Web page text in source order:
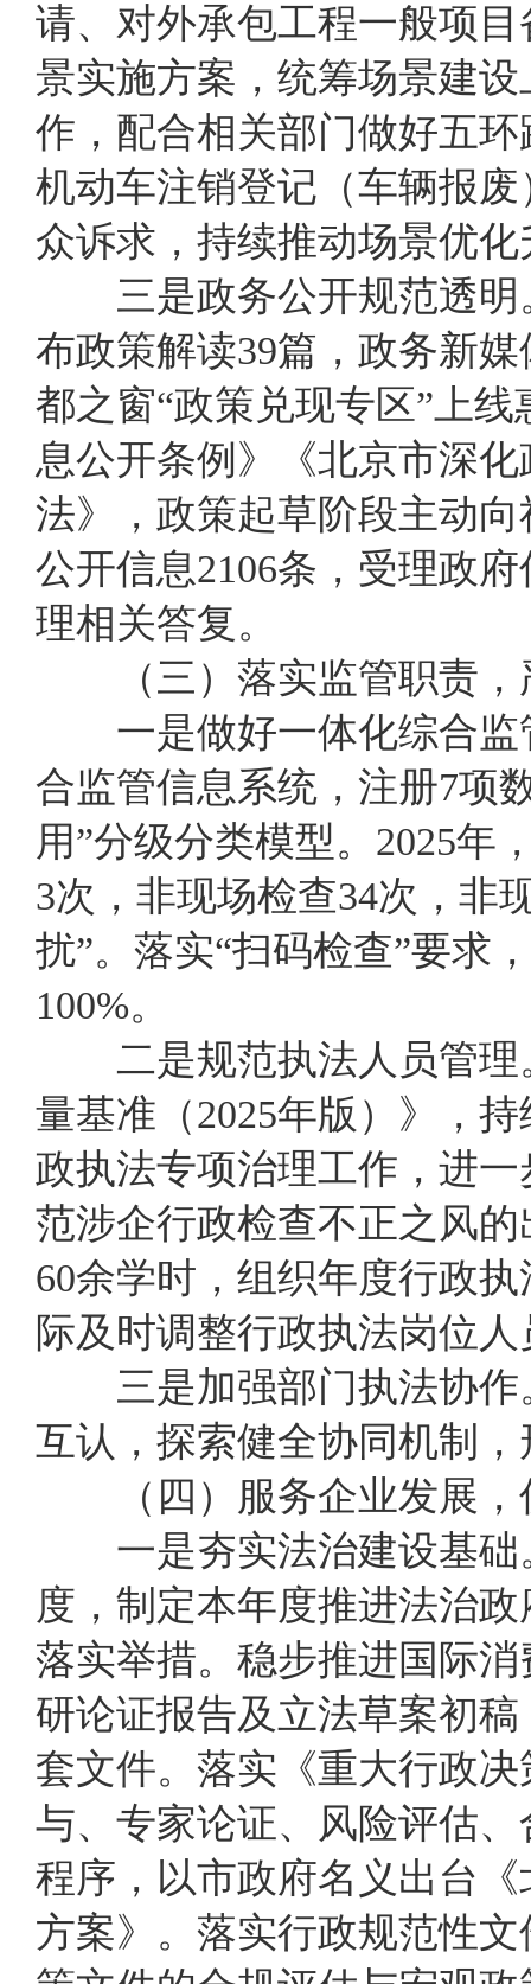
请、对外承包工程一般项
景实施方案，统筹场景建
作，配合相关部门做好五
机动车注销登记（车辆报
众诉求，持续推动场景优化
三是政务公开规范透
布政策解读39篇，政务新
都之窗“政策兑现专区”上
息公开条例》《北京市深
法》，政策起草阶段主动向
公开信息2106条，受理政
理相关答复。
（三） 落实监管职责 ，
一是做好一体化综合监
合监管信息系统， 注册7项
用”分级分类模型。 2025年
3次，非现场检查34次，非
扰”。 落实“扫码检查”要求，
100%。
二是规范执法人员管理
量基准（2025年版）》
，
政执法专项治理工作， 进一
范涉企行政检查不正之风的
60余学时 ， 组织年度行政
际及时调整行政执法岗位
三是加强部门执法协作
互认，探索健全协同机制
（四）服务企业发展 ，
一是夯实法治建设基础
度 ，制定本年度推进法治
落实举措。稳步推进国际
研论证报告及 立法草案初稿
套文件。落实《重大行政
与、专家论证、风险评估
程序，以市政府名义出台
方案》。落实行政规范性